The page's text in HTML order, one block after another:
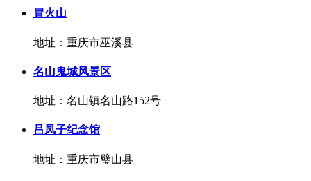
冒火山
地址：重庆市巫溪县
名山鬼城风景区
地址：名山镇名山路152号
吕凤子纪念馆
地址：重庆市璧山县